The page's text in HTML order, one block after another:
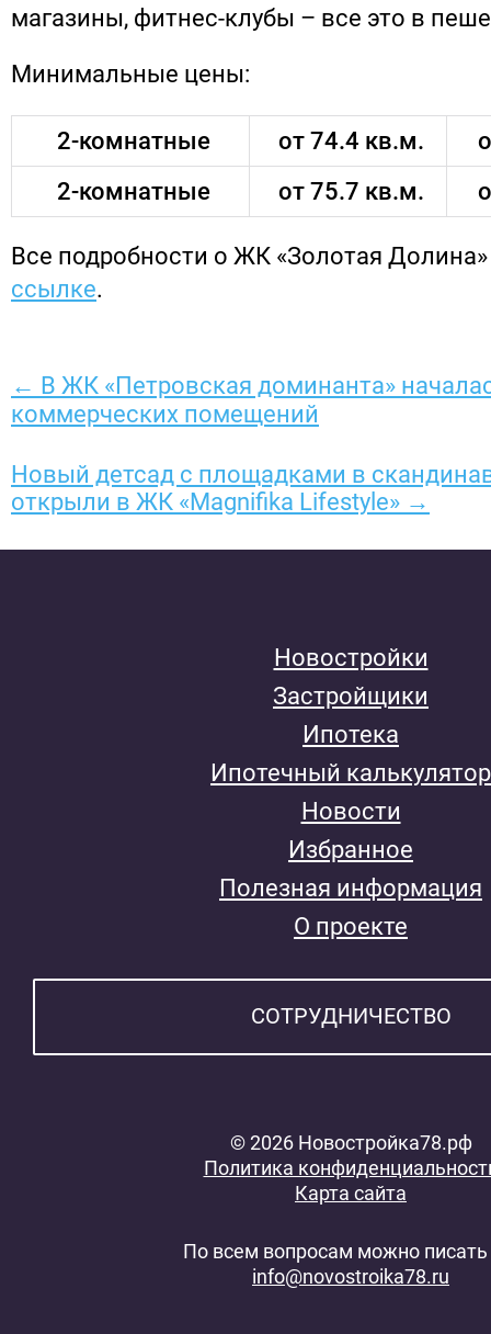
магазины, фитнес-клубы – все это в
Минимальные цены:
2-комнатные от 74.4 кв.м.
2-комнатные
от 75.7 кв.м.
Все подробности о ЖК «Золотая
ссылке.
← В ЖК «Петровская доминанта»
коммерческих помещений
Новый детсад с площадками в
открыли в ЖК «Magnifika Lifestyle» →
Новостройки
Застройщики
Ипотека
Ипотечный калькулятор
Новости
Избранное
Полезная информация
О проекте
СОТРУДНИЧЕСТВО
© 2026 Новостройка78.рф
Политика
Карта сайта
По всем вопросам можно писать
info@novostroika78.ru